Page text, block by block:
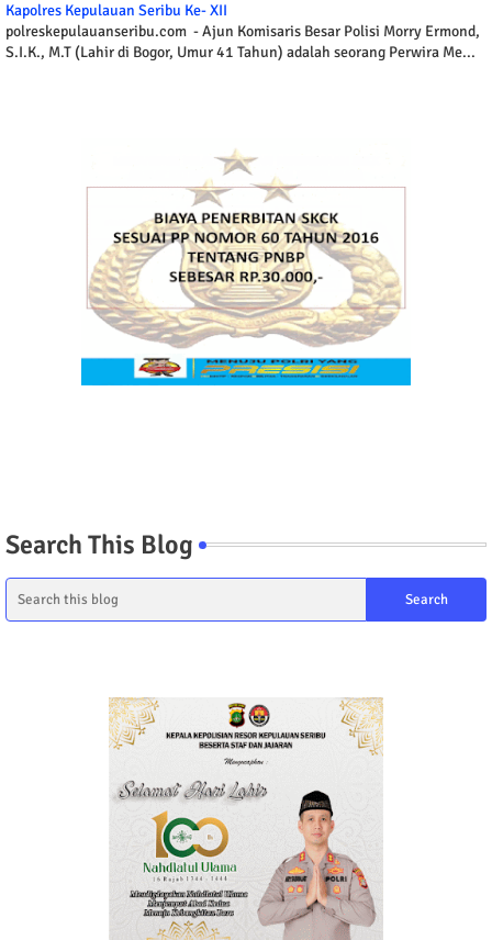
Kapolres Kepulauan Seribu Ke- XII
polreskepulauanseribu.com - Ajun Komisaris Besar Polisi Morry Ermond,
S.I.K., M.T (Lahir di Bogor, Umur 41 Tahun) adalah seorang Perwira Me...
Search This Blog